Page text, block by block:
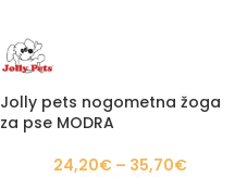
Jolly pets nogometna žoga
za pse MODRA
24,20€ – 35,70€